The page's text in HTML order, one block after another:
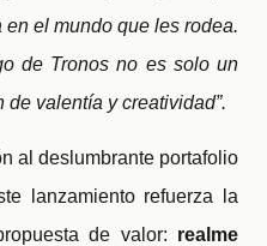
el mundo que les rodea.
de Tronos no es solo un
de valentía y creatividad”.
al deslumbrante portafolio
lanzamiento refuerza la
de valor: realme